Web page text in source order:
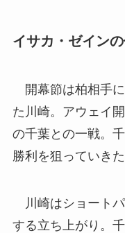
イサカ・ゼイン
開幕節は柏相手
た川崎。アウェイ
の千葉との一戦。
勝利を狙っていき
川崎はショート
する立ち上がり。